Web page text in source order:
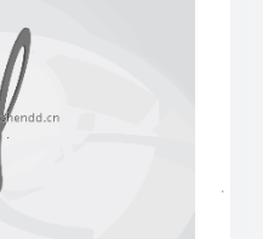
Html5SaveOptions
.save